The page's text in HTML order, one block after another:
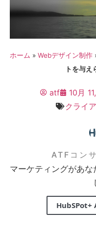
ホーム » Webデザイン制作
トを与え
atf 10月
クライ
ATFコン
マーケティングがあ
HubSPot+